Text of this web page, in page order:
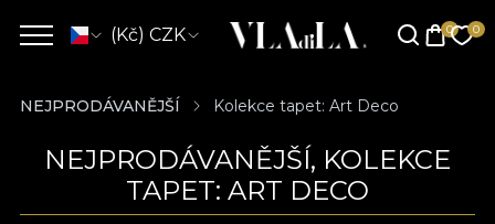
(Kč) CZK
NEJPRODÁVANĚJŠÍ Kolekce tapet: Art Deco
NEJPRODÁVANĚJŠÍ, KOLEKCE
TAPET: ART DECO